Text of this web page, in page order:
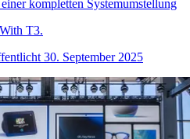
kompletten Systemumstellung
T3.
30. September 2025